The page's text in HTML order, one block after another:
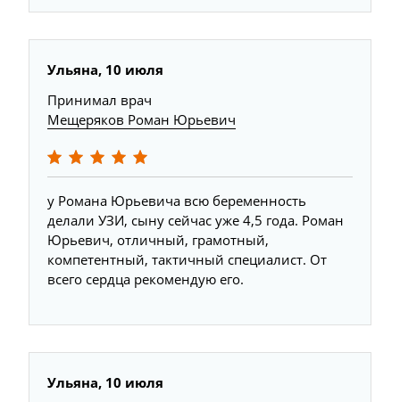
Ульяна, 10 июля
Принимал врач
Мещеряков Роман Юрьевич
у Романа Юрьевича всю беременность
делали УЗИ, сыну сейчас уже 4,5 года. Роман
Юрьевич, отличный, грамотный,
компетентный, тактичный специалист. От
всего сердца рекомендую его.
Ульяна, 10 июля